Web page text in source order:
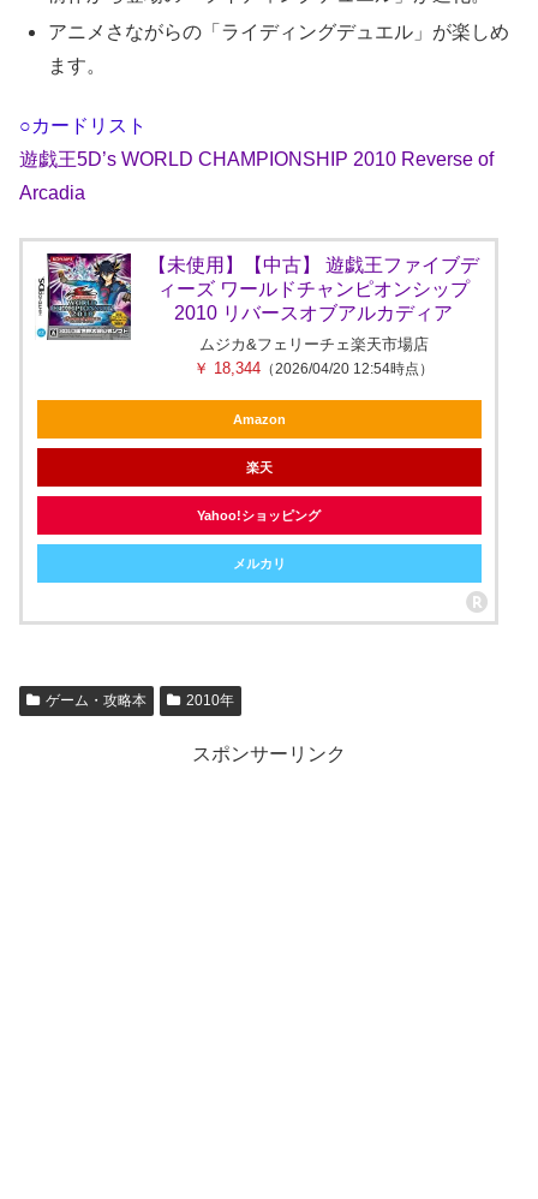
アニメさながらの「ライディングデュエル」が楽しめ
ます。
○カードリスト
遊戯王5D’s WORLD CHAMPIONSHIP 2010 Reverse of
Arcadia
【未使用】【中古】 遊戯王ファイブデ
ィーズ ワールドチャンピオンシップ
2010 リバースオブアルカディア
ムジカ&フェリーチェ楽天市場店
￥ 18,344 （2026/04/20 12:54時点）
Amazon
楽天
Yahoo!ショッピング
メルカリ
ゲーム・攻略本 2010年
スポンサーリンク